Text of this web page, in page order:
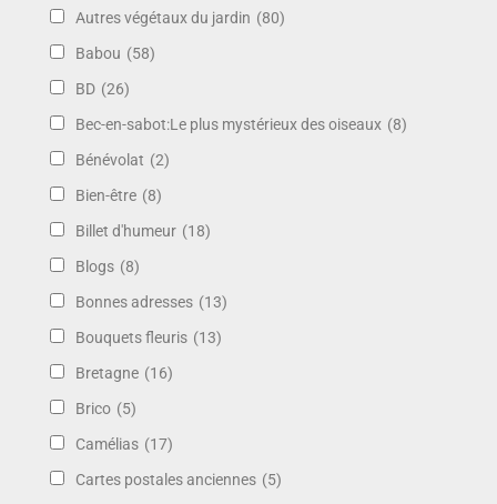
Autres végétaux du jardin (80)
Babou (58)
BD (26)
Bec-en-sabot:Le plus mystérieux des oiseaux (8)
Bénévolat (2)
Bien-être (8)
Billet d'humeur (18)
Blogs (8)
Bonnes adresses (13)
Bouquets fleuris (13)
Bretagne (16)
Brico (5)
Camélias (17)
Cartes postales anciennes (5)